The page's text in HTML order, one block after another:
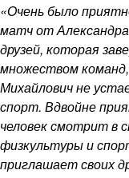
«Очень было
матч от
друзей, которая
множеством
Михайлович не
спорт. Вдвойне
человек смотрит в
физкультуры и
приглашает своих